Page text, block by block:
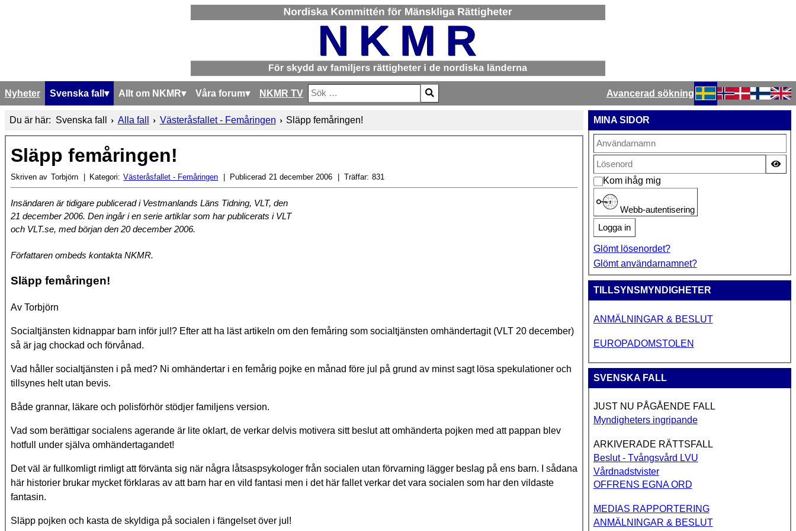
Nyheter Svenska fall Allt om NKMR Våra forum NKMR TV
Sök
Type 2 or more characters for results.
Avancerad sökning
Välj ditt språk
Du är här: Svenska fall Alla fall Västeråsfallet - Femåringen Släpp femåringen!
Släpp femåringen!
Skriven av Torbjörn Kategori: Västeråsfallet - Femåringen Publicerad 21 december 2006 Träffar: 831
Insändaren är tidigare publicerad i Vestmanlands Läns Tidning, VLT, den
21 december 2006. Den ingår i en serie artiklar som har publicerats i VLT
och VLT.se, med början den 20 december 2006.
Författaren ombeds kontakta NKMR.
Släpp femåringen!
Av Torbjörn
Socialtjänsten kidnappar barn inför jul!? Efter att ha läst artikeln om den femåring som socialtjänsten omhändertagit (VLT 20 december)
så är jag chockad och förvånad.
Vad håller socialtjänsten i på med? Ni omhändertar i en femårig pojke en månad före jul på grund av minst sagt lösa spekulationer och
tillsynes helt utan bevis.
Både grannar, läkare och polisförhör stödjer familjens version.
Vad som berättigar socialens agerande är lite oklart, de verkar delvis motivera sitt beslut att om­händerta pojken med att pappan blev
hotfull under själva omhändertagandet!
Det väl är fullkomligt rimligt att förvänta sig när några låtsaspsykologer från socialen utan förvar­ning lägger beslag på ens barn. I sådana
här historier brukar mycket förklaras av att barn har en vild fan­tasi men i det här fallet ver­kar det vara socialen som har den vildaste
fantasin.
Släpp pojken och kas­ta de skyldiga på socialen i fängelset över jul!
MINA SIDOR
Kom ihåg mig
Webb-autentisering
Logga in
Glömt lösenordet?
Glömt användarnamnet?
TILLSYNSMYNDIGHETER
ANMÄLNINGAR & BESLUT
EUROPADOMSTOLEN
SVENSKA FALL
JUST NU PÅGÅENDE FALL
Myndigheters ingripande
ARKIVERADE RÄTTSFALL
Beslut - Tvångsvård LVU
Vårdnadstvister
OFFRENS EGNA ORD
MEDIAS RAPPORTERING
ANMÄLNINGAR & BESLUT